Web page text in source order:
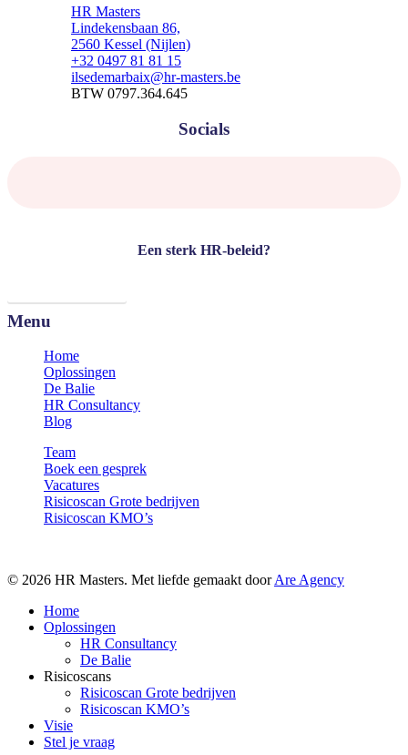
HR Masters
Lindekensbaan 86,
2560 Kessel (Nijlen)
+32 0497 81 81 15
ilsedemarbaix@hr-masters.be
BTW 0797.364.645
Socials
Een sterk HR-beleid?
Menu
Home
Oplossingen
De Balie
HR Consultancy
Blog
Team
Boek een gesprek
Vacatures
Risicoscan Grote bedrijven
Risicoscan KMO’s
© 2026 HR Masters. Met liefde gemaakt doorAre Agency
Close
Menu
Home
Oplossingen
HR Consultancy
De Balie
Risicoscans
Risicoscan Grote bedrijven
Risicoscan KMO’s
Visie
Stel je vraag